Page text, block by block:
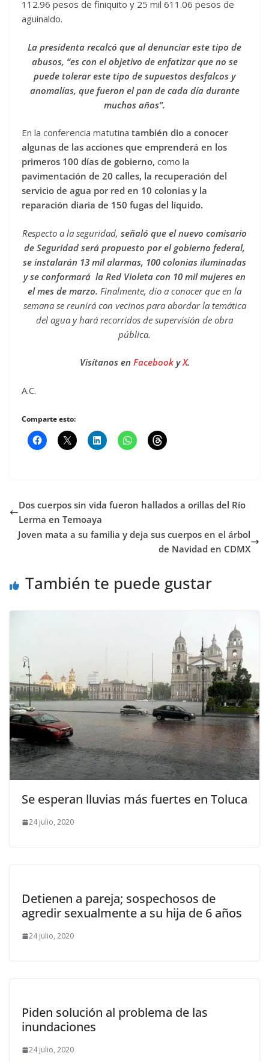
112.96 pesos de finiquito y 25 mil 611.06 pesos de
aguinaldo.
La presidenta recalcó que al denunciar este tipo de
abusos, “es con el objetivo de enfatizar que no se
puede tolerar este tipo de supuestos desfalcos y
anomalías, que fueron el pan de cada día durante
muchos años”.
En la conferencia matutina también dio a conocer
algunas de las acciones que emprenderá en los
primeros 100 días de gobierno, como la
pavimentación de 20 calles, la recuperación del
servicio de agua por red en 10 colonias y la
reparación diaria de 150 fugas del líquido.
Respecto a la seguridad, señaló que el nuevo comisario
de Seguridad será propuesto por el gobierno federal,
se instalarán 13 mil alarmas, 100 colonias iluminadas
y se conformará la Red Violeta con 10 mil mujeres en
el mes de marzo. Finalmente, dio a conocer que en la
semana se reunirá con vecinos para abordar la temática
del agua y hará recorridos de supervisión de obra
pública.
Visítanos en FacebookyX.
A.C.
Comparte esto:
Dos cuerpos sin vida fueron hallados a orillas del Río
Lerma en Temoaya
Joven mata a su familia y deja sus cuerpos en el árbol
de Navidad en CDMX
También te puede gustar
Se esperan lluvias más fuertes en Toluca
24 julio, 2020
Detienen a pareja; sospechosos de
agredir sexualmente a su hija de 6 años
24 julio, 2020
Piden solución al problema de las
inundaciones
24 julio, 2020